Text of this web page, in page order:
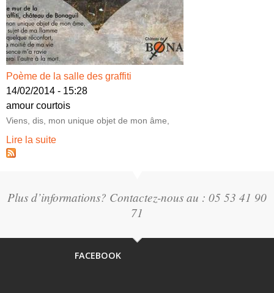
Poème de la salle des graffiti
14/02/2014 - 15:28
amour courtois
Viens, dis, mon unique objet de mon âme,
Lire la suite
Plus d’informations? Contactez-nous au : 05 53 41 90
71
FACEBOOK